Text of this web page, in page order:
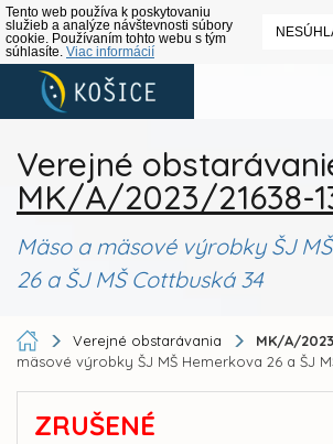
Tento web používa k poskytovaniu
služieb a analýze návštevnosti súbory
cookie. Používaním tohto webu s tým
súhlasíte. Viac informácií
Verejné
MK/A/2023/21638-
Mäso a mäsové výrobky ŠJ
26 a ŠJ MŠ Cottbuská 34
Verejné obstarávania MK/A/
mäsové výrobky ŠJ MŠ Hemerkova 26 a ŠJ
ZRUŠENÉ